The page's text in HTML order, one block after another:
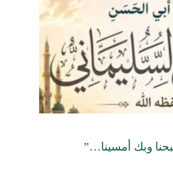
وبك أمسينا…”